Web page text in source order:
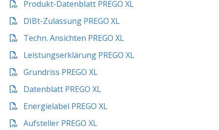
Produkt-Datenblatt PREGO XL
DIBt-Zulassung PREGO XL
Techn. Ansichten PREGO XL
Leistungserklärung PREGO XL
Grundriss PREGO XL
Datenblatt PREGO XL
Energielabel PREGO XL
Aufsteller PREGO XL